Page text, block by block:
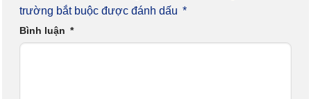
trường bắt buộc được đánh dấu *
Bình luận *